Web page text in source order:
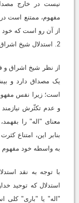
نیست در خارج
مفهوم، ممتنع است در
از آن رو است که خود
2. استدلال شیخ اشراق و فخر رازی بر کلی بودن "اله"
از نظر شیخ اشراق و
یک مصداق دارد و
است؛ زیرا نفس
و عدم تکثّرش نیازمند
معنای "اله" را
بنابر این، امتناع
به واسطه خود مفهوم
با توجه به نقد
استدلال که توحید
"اله" یا "باری" کلی